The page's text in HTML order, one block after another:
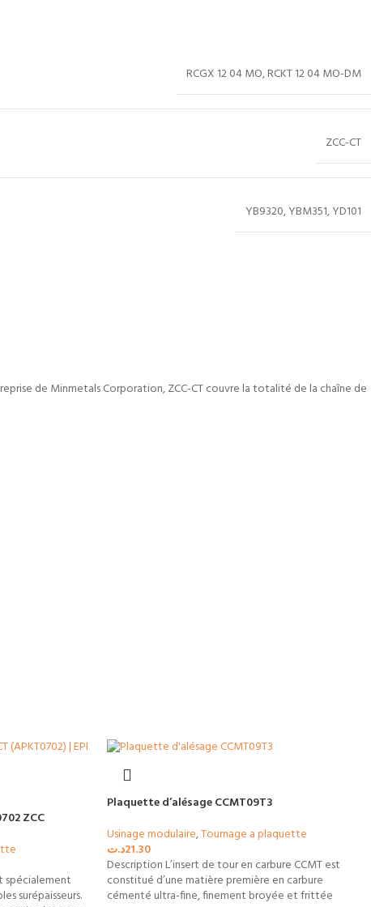
RCGX 12 04 MO,RCKT 12 04 MO-DM
ZCC-CT
YB9320,YBM351,YD101
de Minmetals Corporation, ZCC-CT couvre la totalité de la chaîne de
ZCC
spécialement
surépaisseurs.
Plaquette d’alésage CCMT09T3
Usinage modulaire,Tournage a plaquette
21.30د.ت
Description L’insert de tour en carbure CCMT est
constitué d’une matière première en carbure
cémenté ultra-fine, finement broyée et frittée